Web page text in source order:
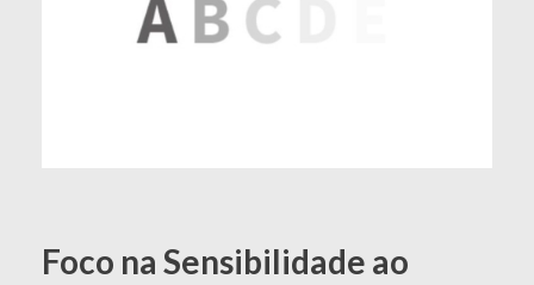
Foco na Sensibilidade ao